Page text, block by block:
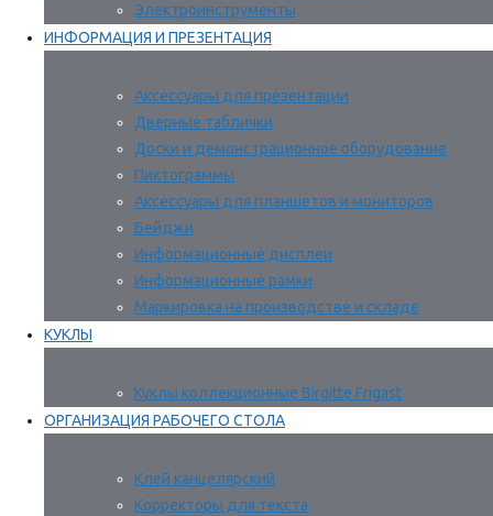
Электроинструменты
ИНФОРМАЦИЯ И ПРЕЗЕНТАЦИЯ
Аксессуары для презентации
Дверные таблички
Доски и демонстрационное оборудование
Пиктограммы
Аксессуары для планшетов и мониторов
Бейджи
Информационные дисплеи
Информационные рамки
Маркировка на производстве и складе
КУКЛЫ
Куклы коллекционные Birgitte Frigast
ОРГАНИЗАЦИЯ РАБОЧЕГО СТОЛА
Клей канцелярский
Корректоры для текста